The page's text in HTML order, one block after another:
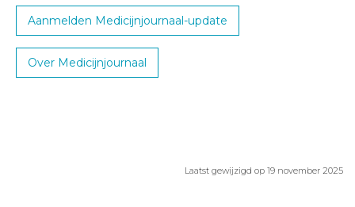
Aanmelden Medicijnjournaal-update
Over Medicijnjournaal
Laatst gewijzigd op 19 november 2025